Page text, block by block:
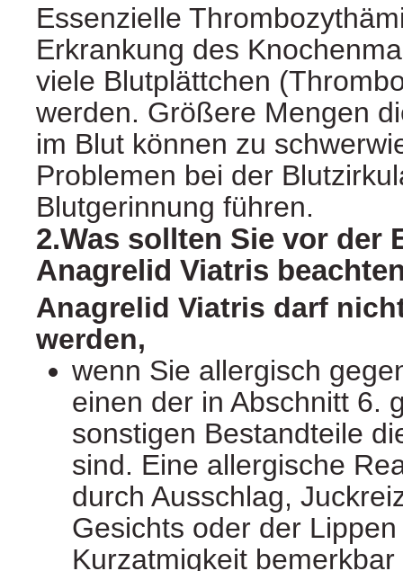
Essenzielle
Erkrankung des
viele Blutplättchen
werden. Größere Mengen
im Blut können zu
Problemen bei der
Blutgerinnung führen.
2.Was sollten Sie vor der
Anagrelid Viatris
Anagrelid Viatris darf
werden,
wenn Sie allergisch
einen der in Abschnitt 6.
sonstigen Bestandteile
sind. Eine allergische
durch Ausschlag,
Gesichts oder der
Kurzatmigkeit